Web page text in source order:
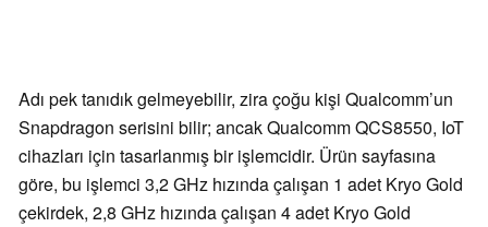
Adı pek tanıdık gelmeyebilir, zira çoğu kişi Qualcomm’un
Snapdragon serisini bilir; ancak Qualcomm QCS8550, IoT
cihazları için tasarlanmış bir işlemcidir. Ürün sayfasına
göre, bu işlemci 3,2 GHz hızında çalışan 1 adet Kryo Gold
çekirdek, 2,8 GHz hızında çalışan 4 adet Kryo Gold